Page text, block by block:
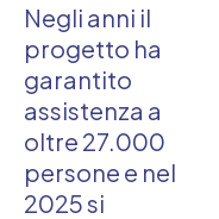
Negli anni il
progetto ha
garantito
assistenza a
oltre 27.000
persone e nel
2025 si